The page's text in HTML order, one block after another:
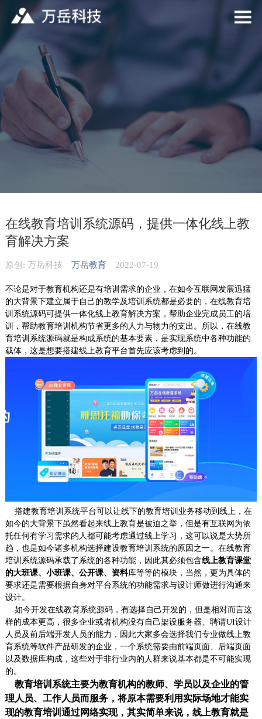
在线教育培训系统源码，提供一体化线上教
育解决方案
原创: 万岳科技 万岳教育2022-07-19
不论是对于教育机构还是有培训需求的企业，在如今互联网发展迅猛
的大背景下建立属于自己的教学及培训系统都是必要的，在线教育培
训系统源码可提供一体化线上教育解决方案，帮助企业完成员工的培
训，帮助教育培训机构节省更多的人力与物力的支出。所以，在线教
育培训系统源码就是构成系统的基本要素，是实现系统中各种功能的
载体，这是想要搭建线上教育平台首先应该考虑到的。
搭建教育培训系统平台可以让线下的教育培训业务移动到线上，在
如今的大背景下虽然看起来线上教育是被迫之举，但是有互联网为依
托任何有学习需求的人都可能考虑通过线上学习，这可以说是大势所
趋，也是如今诸多机构选择建设教育培训系统的原因之一。在线教育
培训系统源码承载了系统的各种功能，因此其必须包含线上教育课堂
的大班课、小班课、公开课、资料库等等的模块，当然，更为具体的
要求还是需要根据自身对平台系统的功能需求与设计师做进行沟通来
设计。
如今开发在线教育系统源码，有选择自己开发的，但是相对而言这
样的成本更高，很多企业或者机构没有自己架设服务器、聘请UI设计
人员及前后端开发人员的能力，因此大家多会选择我们专业做线上教
育系统等软件产品研发的企业，一个系统需要由前端页面、后端页面
以及数据库构成，这些对于非行业内的人群来说基本都是不可能实现
的。
教育培训系统主要为教育机构的教师、学员以及企业的管
理人员、工作人员而服务，将原本需要利用实际场地才能实
现的教育培训通过网络实现，其实简单来说，线上教育就是